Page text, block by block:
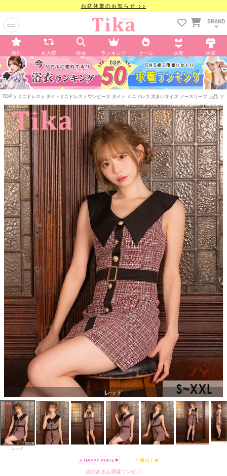
お盆休業のお知らせ >>
BRAND
新作 再入荷 検索 ランキング セール 水着 浴衣
TOP ミニドレス タイトミニドレス ワンピース タイト ミニドレス 大きいサイズ ノースリーブ 上品
レッド
レッド
品のあるお洒落ワンピ♡